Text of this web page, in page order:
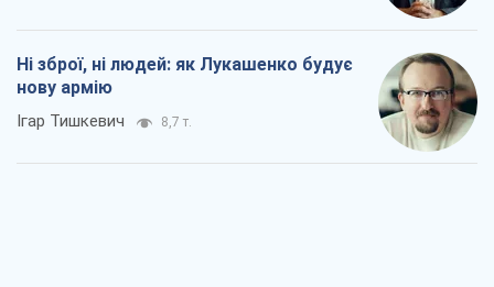
Ні зброї, ні людей: як Лукашенко будує
нову армію
Ігар Тишкевич 8,7 т.